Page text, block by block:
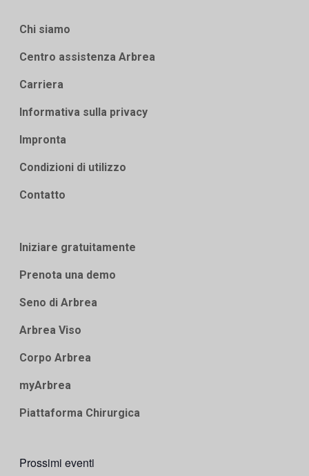
Chi siamo
Centro assistenza Arbrea
Carriera
Informativa sulla privacy
Impronta
Condizioni di utilizzo
Contatto
Iniziare gratuitamente
Prenota una demo
Seno di Arbrea
Arbrea Viso
Corpo Arbrea
myArbrea
Piattaforma Chirurgica
Prossimi eventi